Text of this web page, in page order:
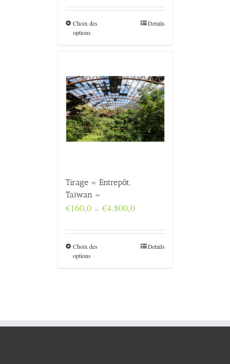
€160,0
Choix des
options
Details
Tirage « Entrepôt,
Taïwan »
€160,0 – €4.800,0Plage
€160,0
Choix des
options
Details